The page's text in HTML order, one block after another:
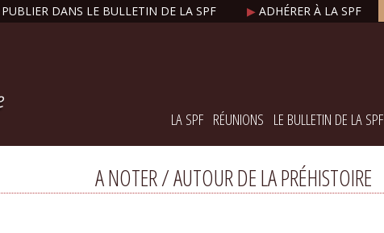
PUBLIER DANS LE BULLETIN DE LA SPF ▶ ADHÉRER À LA SPF
LA SPF RÉUNIONS LE BULLETIN DE LA SPF
A NOTER / AUTOUR DE LA PRÉHISTOIRE